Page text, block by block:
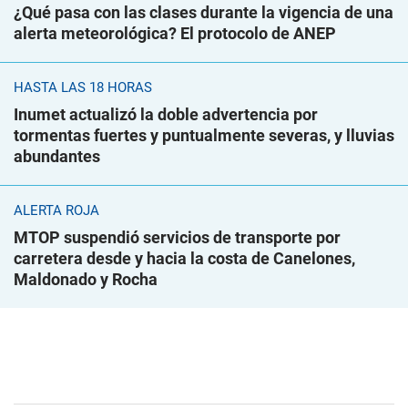
¿Qué pasa con las clases durante la vigencia de una
alerta meteorológica? El protocolo de ANEP
HASTA LAS 18 HORAS
Inumet actualizó la doble advertencia por
tormentas fuertes y puntualmente severas, y lluvias
abundantes
ALERTA ROJA
MTOP suspendió servicios de transporte por
carretera desde y hacia la costa de Canelones,
Maldonado y Rocha